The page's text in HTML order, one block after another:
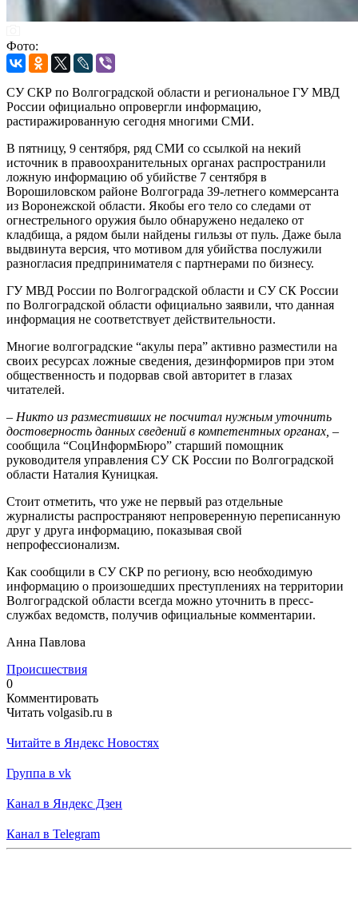
Фото:
СУ СКР по Волгоградской области и региональное ГУ МВД
России официально опровергли информацию,
растиражированную сегодня многими СМИ.
В пятницу, 9 сентября, ряд СМИ со ссылкой на некий
источник в правоохранительных органах распространили
ложную информацию об убийстве 7 сентября в
Ворошиловском районе Волгограда 39-летнего коммерсанта
из Воронежской области. Якобы его тело со следами от
огнестрельного оружия было обнаружено недалеко от
кладбища, а рядом были найдены гильзы от пуль. Даже была
выдвинута версия, что мотивом для убийства послужили
разногласия предпринимателя с партнерами по бизнесу.
ГУ МВД России по Волгоградской области и СУ СК России
по Волгоградской области официально заявили, что данная
информация не соответствует действительности.
Многие волгоградские “акулы пера” активно разместили на
своих ресурсах ложные сведения, дезинформиров при этом
общественность и подорвав свой авторитет в глазах
читателей.
– Никто из разместивших не посчитал нужным уточнить
достоверность данных сведений в компетентных органах, –
сообщила “СоцИнформБюро” старший помощник
руководителя управления СУ СК России по Волгоградской
области Наталия Куницкая.
Стоит отметить, что уже не первый раз отдельные
журналисты распространяют непроверенную переписанную
друг у друга информацию, показывая свой
непрофессионализм.
Как сообщили в СУ СКР по региону, всю необходимую
информацию о произошедших преступлениях на территории
Волгоградской области всегда можно уточнить в пресс-
службах ведомств, получив официальные комментарии.
Анна Павлова
Происшествия
0
Комментировать
Читать volgasib.ru в
Читайте в Яндекс Новостях
Группа в vk
Канал в Яндекс Дзен
Канал в Telegram